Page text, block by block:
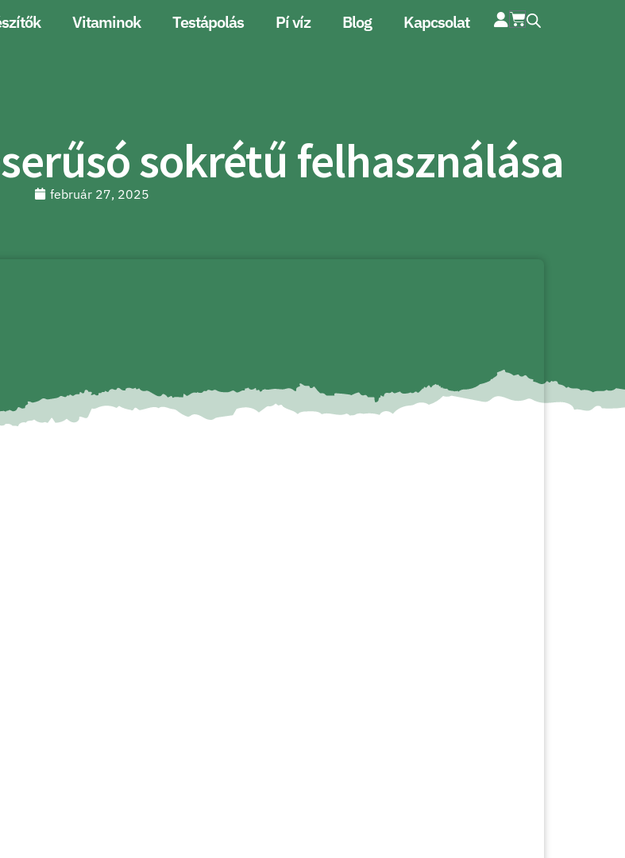
Vitaminok Testápolás Pí víz Blog Kapcsolat
sokrétű felhasználása
február 27, 2025